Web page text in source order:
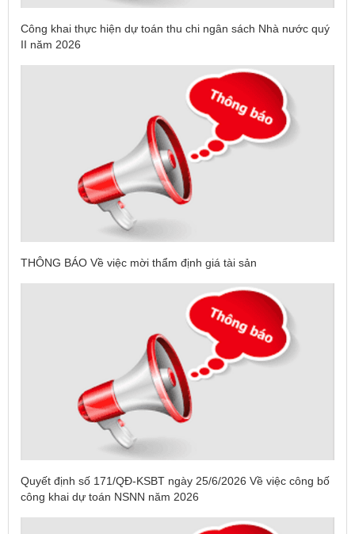
Công khai thực hiện dự toán thu chi ngân sách Nhà nước quý
II năm 2026
THÔNG BÁO Về việc mời thẩm định giá tài sản
Quyết định số 171/QĐ-KSBT ngày 25/6/2026 Về việc công bố
công khai dự toán NSNN năm 2026